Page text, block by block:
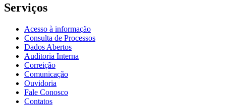
Serviços
Acesso à informação
Consulta de Processos
Dados Abertos
Auditoria Interna
Correição
Comunicação
Ouvidoria
Fale Conosco
Contatos